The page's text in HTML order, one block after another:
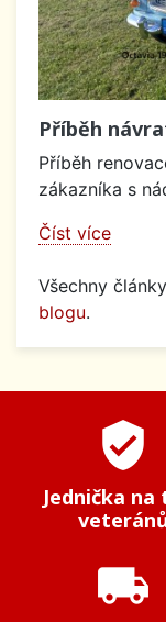
Příběh
Příběh
zákazníka s
Číst více
Všechny
blogu.
verified_user
Jednička na
local_shipping